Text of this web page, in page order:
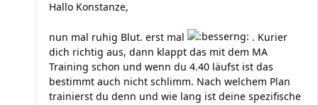
Hallo Konstanze,
nun mal ruhig Blut. erst mal
. Kurier
dich richtig aus, dann klappt das mit dem MA
Training schon und wenn du 4.40 läufst ist das
bestimmt auch nicht schlimm. Nach welchem Plan
trainierst du denn und wie lang ist deine spezifische